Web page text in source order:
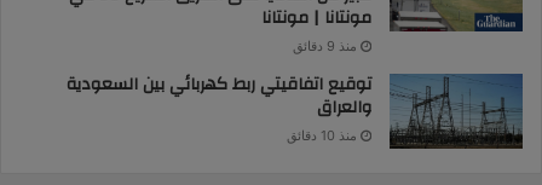
مونتانا | مونتانا
منذ 9 دقائق
توقيع اتفاقيتي ربط كهربائي بين السعودية
والعراق
منذ 10 دقائق